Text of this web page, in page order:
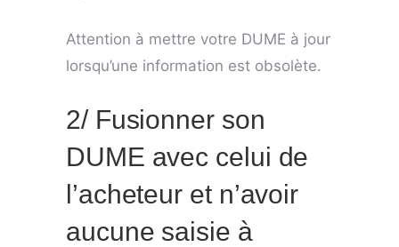
Attention à mettre votre DUME à jour
lorsqu’une information est obsolète.
2/ Fusionner son
DUME avec celui de
l’acheteur et n’avoir
aucune saisie à